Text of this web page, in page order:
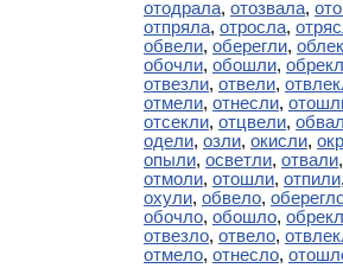
отодрала, отозвала,
отпряла, отросла,
обвели, оберегли,
обочли, обошли,
отвезли, отвели,
отмели, отнесли,
отсекли, отцвели,
одели, озли, окисли,
опыли, осветли, отвали
отмоли, отошли, отпили
охули, обвело,
обочло, обошло,
отвезло, отвело,
отмело, отнесло,